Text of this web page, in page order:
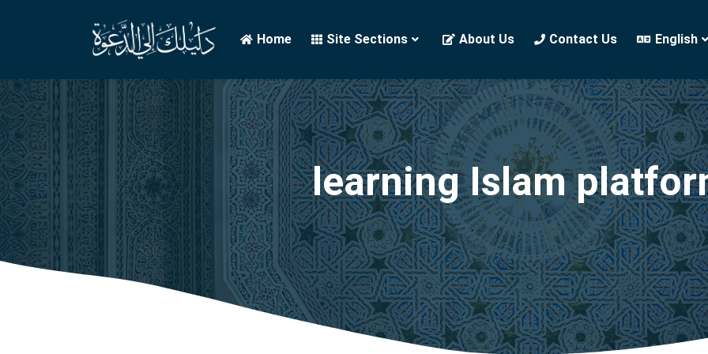
Home Site Sections About Us Contact Us English
learning Islam